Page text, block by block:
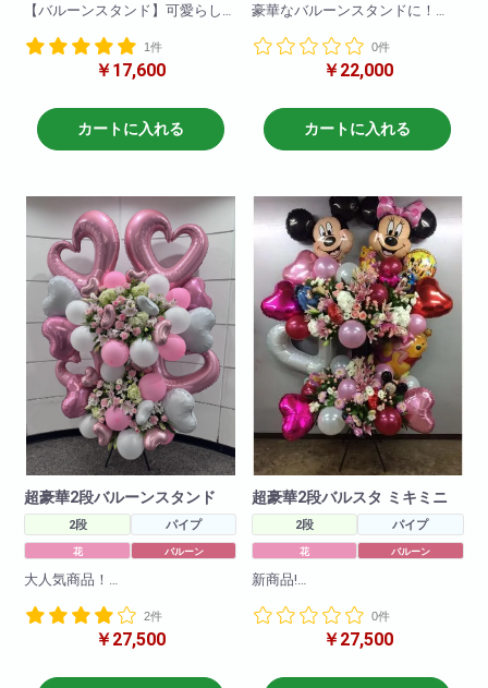
【バルーンスタンド】可愛らし
お作りさせていただきました!
ある程度の色合い等ご相談にの
わせ下さい!
大幅値下げ!!バルーンスタンド人
気急上昇中により値下げ敢行!よ
せてお作り致しますのでお気軽
にお問い合わせくださいませ。
1件
￥17,600
カートに入れる
豪華なバルーンスタンドに！
ンドです!
お色の調整も可能ですのでお問
H250 W150
0件
￥22,000
カートに入れる
超豪華2段バルーンスタンド
2段 パイプ
花 バルーン
大人気商品！
いなし！
豪華なバルーンスタンドで作成
バルーンの色の調整も可能です
2件
￥27,500
超豪華2段バルスタ ミキミニ
2段 パイプ
花 バルーン
新商品!
段！!様々なキャラクターバルー
ンを使ってかわいらしくお作り
キャラクターや色目をお伝えい
0件
￥27,500